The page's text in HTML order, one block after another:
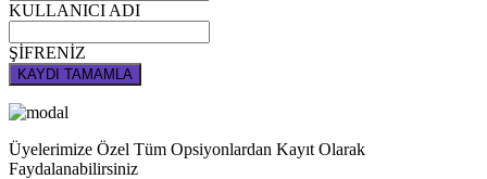
KULLANICI ADI
ŞİFRENİZ
KAYDI TAMAMLA
Üyelerimize Özel Tüm Opsiyonlardan Kayıt Olarak
Faydalanabilirsiniz